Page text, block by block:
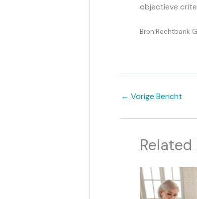
objectieve
Bron:Rechtbank
← Vorige Bericht
Related